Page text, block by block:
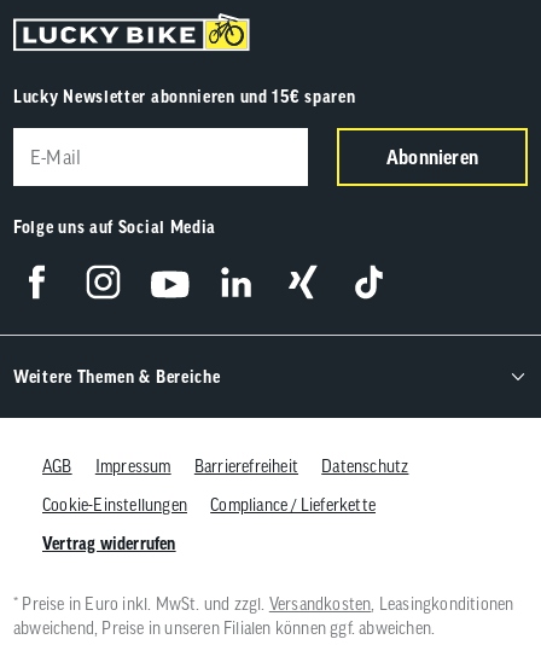
Lucky Newsletter abonnieren und 15€ sparen
Abonnieren
Folge uns auf Social Media
Weitere Themen & Bereiche
AGB Impressum Barrierefreiheit
Datenschutz
Cookie-Einstellungen
Compliance / Lieferkette
Vertrag widerrufen
* Preise in Euro inkl. MwSt. und zzgl. Versandkosten , Leasingkonditionen
abweichend, Preise in unseren Filialen können ggf. abweichen.